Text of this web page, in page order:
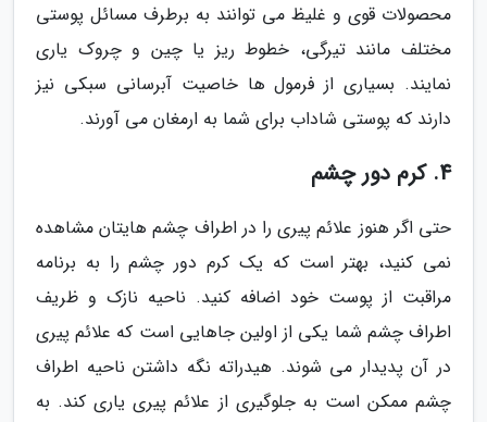
محصولات قوی و غلیظ می توانند به برطرف مسائل پوستی
مختلف مانند تیرگی، خطوط ریز یا چین و چروک یاری
نمایند. بسیاری از فرمول ها خاصیت آبرسانی سبکی نیز
دارند که پوستی شاداب برای شما به ارمغان می آورند.
4. کرم دور چشم
حتی اگر هنوز علائم پیری را در اطراف چشم هایتان مشاهده
نمی کنید، بهتر است که یک کرم دور چشم را به برنامه
مراقبت از پوست خود اضافه کنید. ناحیه نازک و ظریف
اطراف چشم شما یکی از اولین جاهایی است که علائم پیری
در آن پدیدار می شوند. هیدراته نگه داشتن ناحیه اطراف
چشم ممکن است به جلوگیری از علائم پیری یاری کند. به